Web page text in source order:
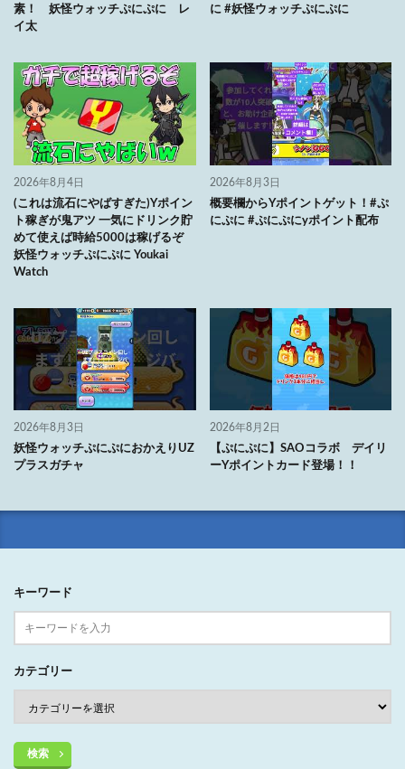
素！ 妖怪ウォッチぷにぷに レ
イ太
に #妖怪ウォッチぷにぷに
2026年8月4日
(これは流石にやばすぎた)Yポイン
ト稼ぎが鬼アツ 一気にドリンク貯
めて使えば時給5000は稼げるぞ
妖怪ウォッチぷにぷに Youkai
Watch
2026年8月3日
概要欄からYポイントゲット！#ぷ
にぷに #ぷにぷにyポイント配布
2026年8月3日
妖怪ウォッチぷにぷにおかえりUZ
プラスガチャ
2026年8月2日
【ぷにぷに】SAOコラボ デイリ
ーYポイントカード登場！！
キーワード
カテゴリー
検索